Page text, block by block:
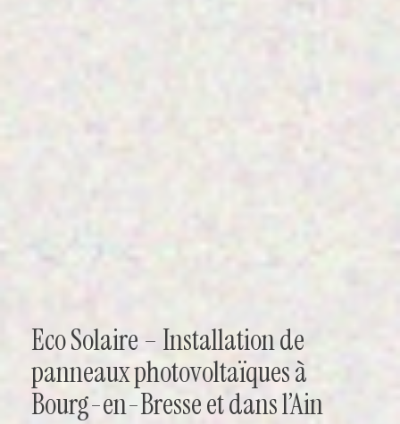
Eco Solaire – Installation de
panneaux photovoltaïques à
Bourg-en-Bresse et dans l’Ain